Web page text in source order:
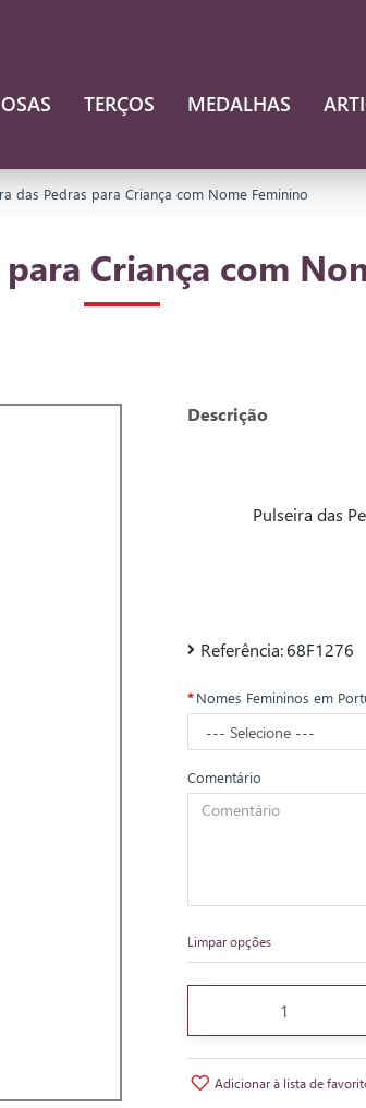
TERÇOS MEDALHAS
das Pedras para Criança com Nome Feminino
Criança com
Descrição
Pulseira das
Referência:68F1276
Nomes Femininos em
Comentário
Limpar opções
Adicionar à lista de